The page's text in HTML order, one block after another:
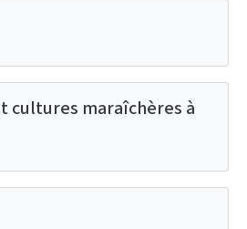
cultures maraîchères à